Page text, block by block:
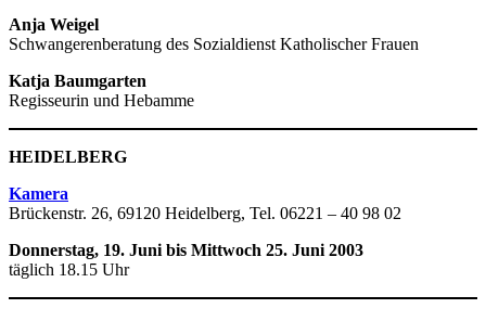
Anja Weigel
Schwangerenberatung des Sozialdienst Katholischer Frauen
Katja Baumgarten
Regisseurin und Hebamme
HEIDELBERG
Kamera
Brückenstr. 26, 69120 Heidelberg, Tel. 06221 – 40 98 02
Donnerstag, 19. Juni bis Mittwoch 25. Juni 2003
täglich 18.15 Uhr